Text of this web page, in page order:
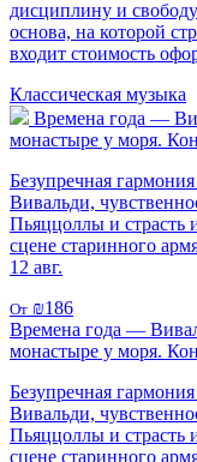
дисциплину и
основа, на которой
входит стоимость
Классическая музыка
Времена года —
монастыре у моря.
Безупречная
Вивальди,
Пьяццоллы и страсть
сцене старинного
12 авг.
От ₪186
Времена года —
монастыре у моря.
Безупречная
Вивальди,
Пьяццоллы и страсть
сцене старинного